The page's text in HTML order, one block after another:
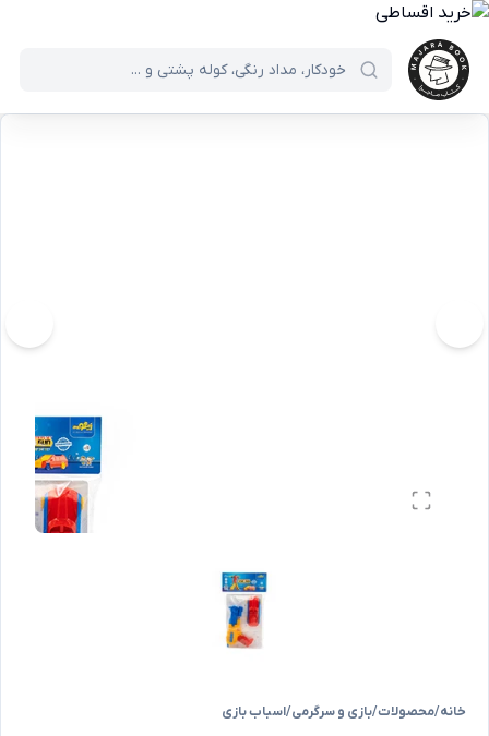
خانه/محصولات/بازی و سرگرمی/اسباب بازی